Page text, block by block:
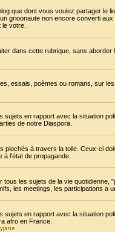
que dont vous voulez partager le
grioonaute non encore converti
votre.
dans cette rubrique, sans
essais, poèmes ou romans, sur
sujets en rapport avec la situation
de notre Diaspora.
piochés à travers la toile. Ceux-ci
l'état de propagande.
les sujets de la vie
les meetings, les participations a
sujets en rapport avec la situation
afro en France.